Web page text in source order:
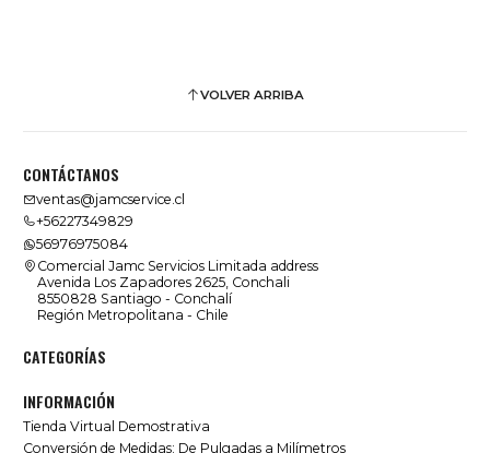
VOLVER ARRIBA
CONTÁCTANOS
ventas@jamcservice.cl
+56227349829
56976975084
Comercial Jamc Servicios Limitada address
Avenida Los Zapadores 2625, Conchali
8550828 Santiago - Conchalí
Región Metropolitana - Chile
CATEGORÍAS
INFORMACIÓN
Tienda Virtual Demostrativa
Conversión de Medidas: De Pulgadas a Milímetros